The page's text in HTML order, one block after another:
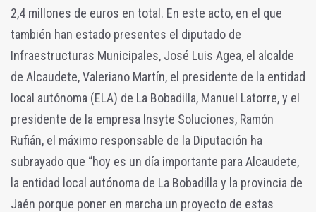
2,4 millones de euros en total. En este acto, en el que
también han estado presentes el diputado de
Infraestructuras Municipales, José Luis Agea, el alcalde
de Alcaudete, Valeriano Martín, el presidente de la entidad
local autónoma (ELA) de La Bobadilla, Manuel Latorre, y el
presidente de la empresa Insyte Soluciones, Ramón
Rufián, el máximo responsable de la Diputación ha
subrayado que “hoy es un día importante para Alcaudete,
la entidad local autónoma de La Bobadilla y la provincia de
Jaén porque poner en marcha un proyecto de estas